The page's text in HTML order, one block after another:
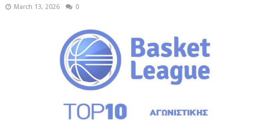
March 13, 2026 0